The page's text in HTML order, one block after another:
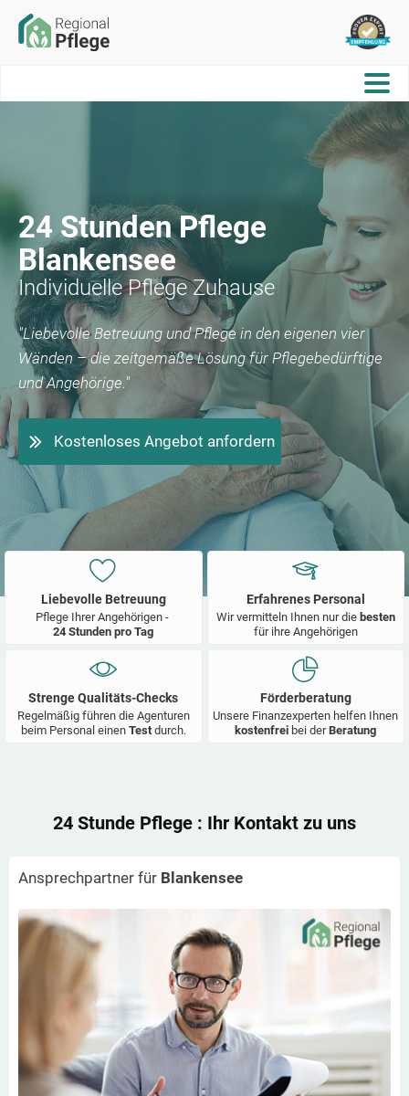
24 Stunden Pflege
Blankensee
Individuelle Pflege Zuhause
"Liebevolle Betreuung und Pflege in den eigenen vier
Wänden – die zeitgemäße Lösung für Pflegebedürftige
und Angehörige."
Kostenloses Angebot anfordern
Liebevolle Betreuung
Pflege Ihrer Angehörigen -
24 Stunden pro Tag
Erfahrenes Personal
Wir vermitteln Ihnen nur die besten
für ihre Angehörigen
Strenge Qualitäts-Checks
Regelmäßig führen die Agenturen
beim Personal einen Test durch.
Förderberatung
Unsere Finanzexperten helfen Ihnen
kostenfrei bei derBeratung
24 Stunde Pflege : Ihr Kontakt zu uns
Ansprechpartner für Blankensee